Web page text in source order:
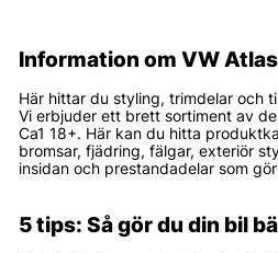
Information om VW
Här hittar du styling, trimdelar och
Vi erbjuder ett brett sortiment av
Ca1 18+. Här kan du hitta
bromsar, fjädring, fälgar, exteriör
insidan och prestandadelar som
5 tips: Så gör du din bil